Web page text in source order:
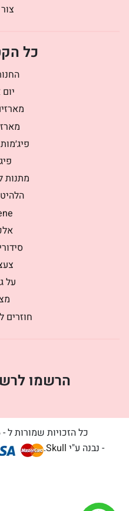
כל
מתנות
על
חוזרים
הרשמו
כל הזכויות שמורות ל - Harhamatanot 2026 ©
- נבנה ע"י Skull
.